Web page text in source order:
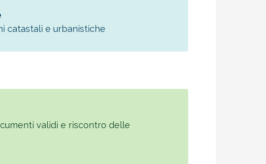
catastali e urbanistiche
validi e riscontro delle